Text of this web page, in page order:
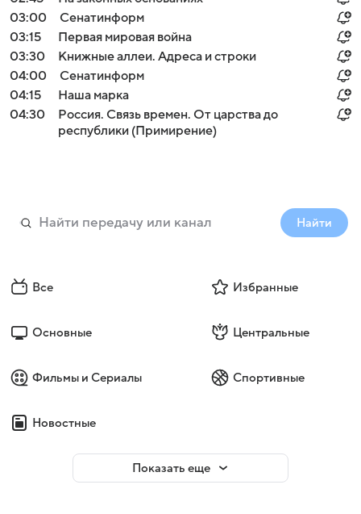
03:00
Сенатинформ
03:15
Первая мировая война
03:30
Книжные аллеи. Адреса и строки
04:00
Сенатинформ
04:15
Наша марка
04:30
Россия. Связь времен. От царства до
республики (Примирение)
Найти
Все Избранные
Основные Центральные
Фильмы и Сериалы Спортивные
Новостные
Показать еще